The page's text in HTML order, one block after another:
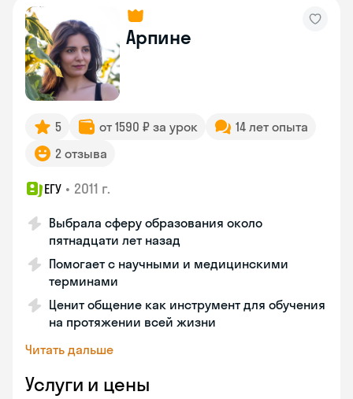
Арпине
5 от 1590 ₽ за урок
14 лет опыта
2 отзыва
ЕГУ • 2011 г.
Выбрала сферу образования около
пятнадцати лет назад
Помогает с научными и медицинскими
терминами
Ценит общение как инструмент для обучения
на протяжении всей жизни
Читать дальше
Услуги и цены